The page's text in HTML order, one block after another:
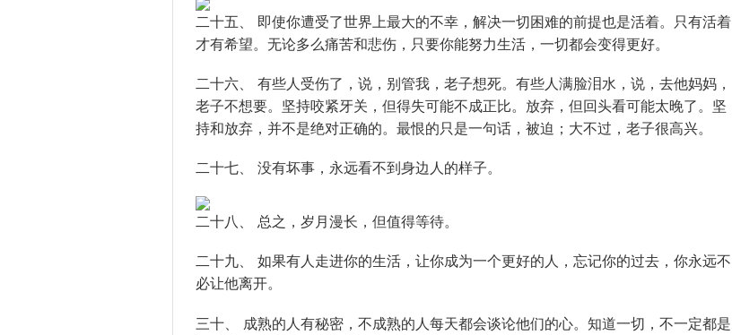
二十五、 即使你遭受了世界上最大的不幸，解决一切困难的前提也是活着。只有活着
才有希望。无论多么痛苦和悲伤，只要你能努力生活，一切都会变得更好。
二十六、 有些人受伤了，说，别管我，老子想死。有些人满脸泪水，说，去他妈妈，
老子不想要。坚持咬紧牙关，但得失可能不成正比。放弃，但回头看可能太晚了。坚
持和放弃，并不是绝对正确的。最恨的只是一句话，被迫；大不过，老子很高兴。
二十七、 没有坏事，永远看不到身边人的样子。
二十八、 总之，岁月漫长，但值得等待。
二十九、 如果有人走进你的生活，让你成为一个更好的人，忘记你的过去，你永远不
必让他离开。
三十、 成熟的人有秘密，不成熟的人每天都会谈论他们的心。知道一切，不一定都是